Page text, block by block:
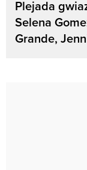
Plejada
Selena
Grande,